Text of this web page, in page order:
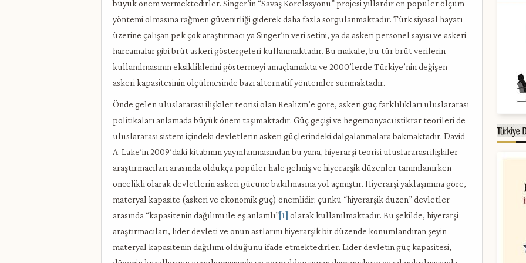
büyük önem vermektedirler. Singer’in “Savaş Korelasyonu” projesi yıllardır en popüler ölçüm
yöntemi olmasına rağmen güvenirliği giderek daha fazla sorgulanmaktadır. Türk siyasal hayatı
üzerine çalışan pek çok araştırmacı ya Singer’in veri setini, ya da askeri personel sayısı ve askeri
harcamalar gibi brüt askeri göstergeleri kullanmaktadır. Bu makale, bu tür brüt verilerin
kullanılmasının eksikliklerini göstermeyi amaçlamakta ve 2000’lerde Türkiye’nin değişen
askeri kapasitesinin ölçülmesinde bazı alternatif yöntemler sunmaktadır.
Önde gelen uluslararası ilişkiler teorisi olan Realizm’e göre, askeri güç farklılıkları uluslararası
politikaları anlamada büyük önem taşımaktadır. Güç geçişi ve hegemonyacı istikrar teorileri de
uluslararası sistem içindeki devletlerin askeri güçlerindeki dalgalanmalara bakmaktadır. David
A. Lake’in 2009’daki kitabının yayınlanmasından bu yana, hiyerarşi teorisi uluslararası ilişkiler
araştırmacıları arasında oldukça popüler hale gelmiş ve hiyerarşik düzenler tanımlanırken
öncelikli olarak devletlerin askeri gücüne bakılmasına yol açmıştır. Hiyerarşi yaklaşımına göre,
materyal kapasite (askeri ve ekonomik güç) önemlidir; çünkü “hiyerarşik düzen” devletler
arasında “kapasitenin dağılımı ile eş anlamlı” [1] olarak kullanılmaktadır. Bu şekilde, hiyerarşi
araştırmacıları, lider devleti ve onun astlarını hiyerarşik bir düzende konumlandıran şeyin
materyal kapasitenin dağılımı olduğunu ifade etmektedirler. Lider devletin güç kapasitesi,